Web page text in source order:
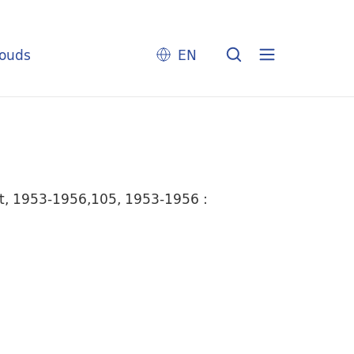
EN
1953-1956,105, 1953-1956 :